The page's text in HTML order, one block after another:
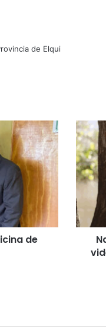
de Elqui
de
Nagual
presenta
su
primer
videoclip
sin
Vicuña